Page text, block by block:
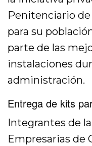
Penitenciario
para su
parte de las
instalaciones
administración.
Entrega de kits
Integrantes de
Empresarias de